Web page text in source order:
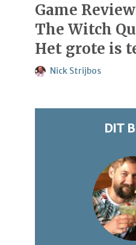
Game
The Witch
Het grote is
Nick Strijbos
DIT